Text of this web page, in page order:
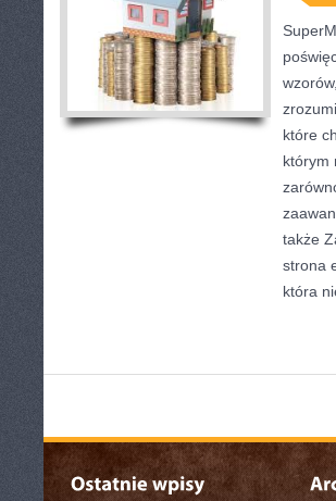
które
którym
także
strona
która